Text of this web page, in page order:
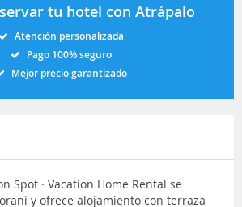
tu hotel con Atrápalo
Atención personalizada
Pago 100% seguro
Mejor precio garantizado
Spot · Vacation Home Rental se
y ofrece alojamiento con terraza